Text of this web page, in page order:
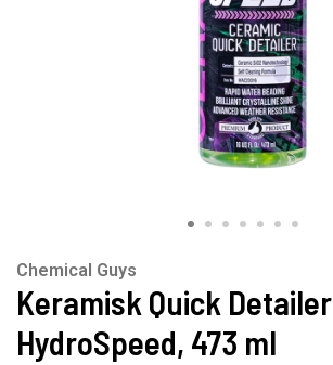
Chemical Guys
Keramisk Quick Detailer
HydroSpeed, 473 ml